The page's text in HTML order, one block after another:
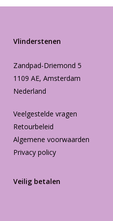
Vlinderstenen
Zandpad-Driemond 5
1109 AE, Amsterdam
Nederland
Veelgestelde vragen
Retourbeleid
Algemene voorwaarden
Privacy policy
Veilig betalen